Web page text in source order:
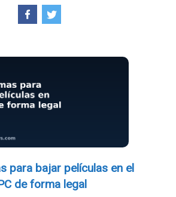
para bajar películas en el
de forma legal